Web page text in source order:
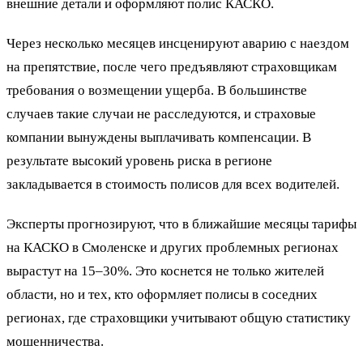
внешние детали и оформляют полис КАСКО.
Через несколько месяцев инсценируют аварию с наездом
на препятствие, после чего предъявляют страховщикам
требования о возмещении ущерба. В большинстве
случаев такие случаи не расследуются, и страховые
компании вынуждены выплачивать компенсации. В
результате высокий уровень риска в регионе
закладывается в стоимость полисов для всех водителей.
Эксперты прогнозируют, что в ближайшие месяцы тарифы
на КАСКО в Смоленске и других проблемных регионах
вырастут на 15–30%. Это коснется не только жителей
области, но и тех, кто оформляет полисы в соседних
регионах, где страховщики учитывают общую статистику
мошенничества.